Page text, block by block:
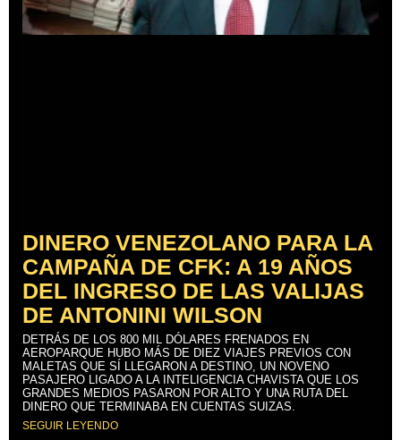
DINERO VENEZOLANO PARA LA
CAMPAÑA DE CFK: A 19 AÑOS
DEL INGRESO DE LAS VALIJAS
DE ANTONINI WILSON
DETRÁS DE LOS 800 MIL DÓLARES FRENADOS EN
AEROPARQUE HUBO MÁS DE DIEZ VIAJES PREVIOS CON
MALETAS QUE SÍ LLEGARON A DESTINO, UN NOVENO
PASAJERO LIGADO A LA INTELIGENCIA CHAVISTA QUE LOS
GRANDES MEDIOS PASARON POR ALTO Y UNA RUTA DEL
DINERO QUE TERMINABA EN CUENTAS SUIZAS.
SEGUIR LEYENDO